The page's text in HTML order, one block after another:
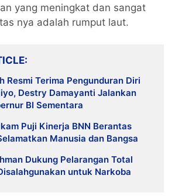
yang meningkat dan sangat
nya adalah rumput laut.
Resmi Terima Pengunduran Diri
Destry Damayanti Jalankan
BI Sementara
Puji Kinerja BNN Berantas
Manusia dan Bangsa
Dukung Pelarangan Total
untuk Narkoba